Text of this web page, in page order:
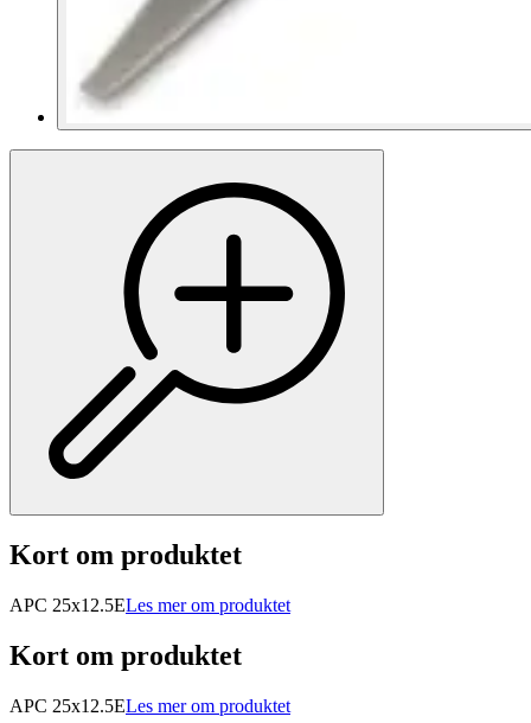
Kort om produktet
APC 25x12.5ELes mer om produktet
Kort om produktet
APC 25x12.5ELes mer om produktet